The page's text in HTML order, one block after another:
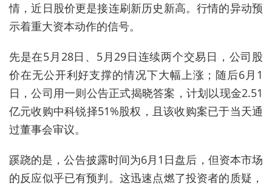
情，近日股价更是接连刷新历史新高。行情的异动预
示着重大资本动作的信号。
先是在5月28日、5月29日连续两个交易日，公司股
价在无公开利好支撑的情况下大幅上涨；随后6月1
日，公司用一则公告正式揭晓答案，计划以现金2.51
亿元收购中科锐择51%股权，且该收购案已于当天通
过董事会审议。
蹊跷的是，公告披露时间为6月1日盘后，但资本市场
的反应似乎已有预判。这迅速点燃了投资者的质疑，